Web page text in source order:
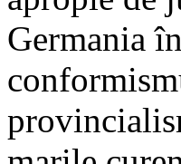
Germania